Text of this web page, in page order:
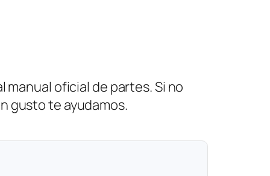
oficial de partes. Si no
gusto te ayudamos.